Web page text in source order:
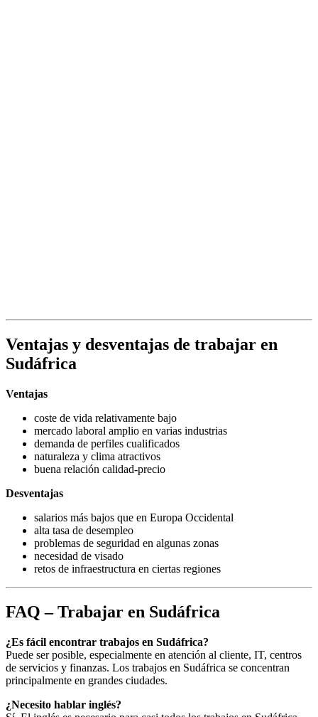
Ventajas y desventajas de trabajar en
Sudáfrica
Ventajas
coste de vida relativamente bajo
mercado laboral amplio en varias industrias
demanda de perfiles cualificados
naturaleza y clima atractivos
buena relación calidad-precio
Desventajas
salarios más bajos que en Europa Occidental
alta tasa de desempleo
problemas de seguridad en algunas zonas
necesidad de visado
retos de infraestructura en ciertas regiones
FAQ – Trabajar en Sudáfrica
¿Es fácil encontrar trabajos en Sudáfrica?
Puede ser posible, especialmente en atención al cliente, IT, centros
de servicios y finanzas. Los trabajos en Sudáfrica se concentran
principalmente en grandes ciudades.
¿Necesito hablar inglés?